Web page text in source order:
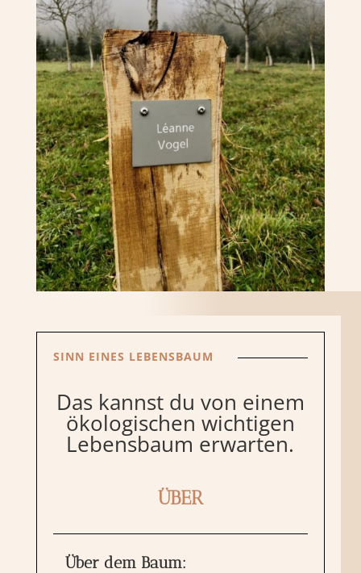
SINN EINES LEBENSBAUM
Das kannst du von einem
ökologischen wichtigen
Lebensbaum erwarten.
ÜBER
Über dem Baum: